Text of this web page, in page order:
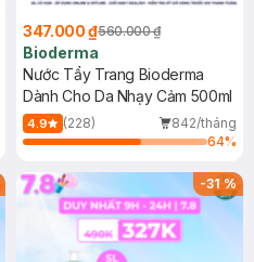
347.000 ₫560.000 ₫
Bioderma
Nước Tẩy Trang Bioderma
Dành Cho Da Nhạy Cảm 500ml
4.9 (228)
842/tháng
64%
-31%